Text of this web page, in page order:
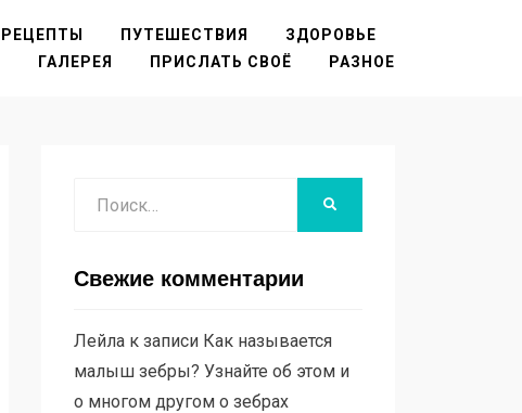
РЕЦЕПТЫ ПУТЕШЕСТВИЯ
ЗДОРОВЬЕ
ГАЛЕРЕЯ ПРИСЛАТЬ СВОЁ РАЗНОЕ
Свежие комментарии
Лейлак записи Как называется
малыш зебры? Узнайте об этом и
о многом другом о зебрах